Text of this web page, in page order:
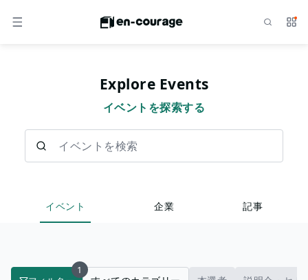
メニュー サ
Explore Events
イベントを探索する
イベント 企業 記事
1